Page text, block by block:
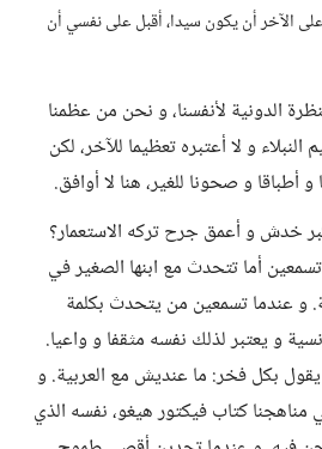
الآخر أن يكون سيدا، أقبل على نفسي أن
الدونية لأنفسنا، و نحن من عظمنا
و لا أعتبره تعظيما للآخر، لكن
و صحونا للغير، هنا لا أوافق.
خدش و أعمق جرح تركه الاستعمار؟
أما تتحدث مع ابنها الصغير في
و عندما تسمعين من يتحدث بكلمة
و يعتبر لذلك نفسه مثقفا و واعيا.
يقول بكل فخر: ما عنديش مع العربية. و
مناهجنا كتاب فيكتور هيغو، نفسه الذي